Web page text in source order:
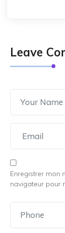
Leave
Enregistrer mon
navigateur pour